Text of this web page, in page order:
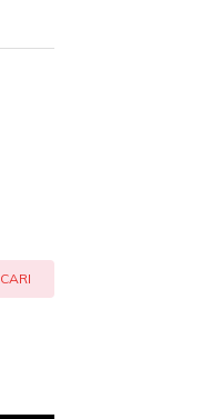
CARI